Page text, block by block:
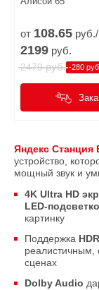
от 108.65
2199 руб.
2479руб. -280 руб.
Яндекс Станция
устройство,
мощный звук и
4K Ultra HD
картинку
Поддержка
реалистичным,
сценах
Dolby Audio